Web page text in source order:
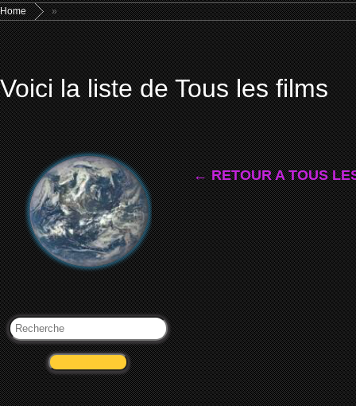
Home »
Voici la liste de Tous les films
← RETOUR A TOUS